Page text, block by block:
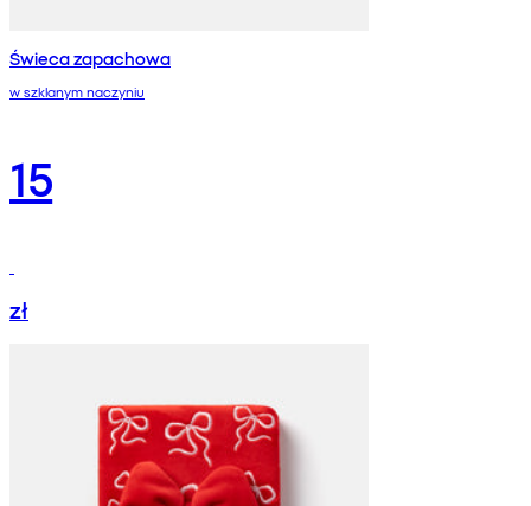
Świeca zapachowa
w szklanym naczyniu
15
zł